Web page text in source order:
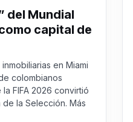
del Mundial
capital de
en Miami
colombianos
FIFA 2026 convirtió
la Selección. Más